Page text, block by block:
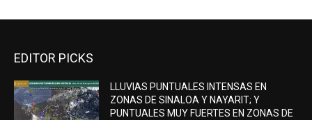
EDITOR PICKS
LLUVIAS PUNTUALES INTENSAS EN
ZONAS DE SINALOA Y NAYARIT; Y
PUNTUALES MUY FUERTES EN ZONAS DE